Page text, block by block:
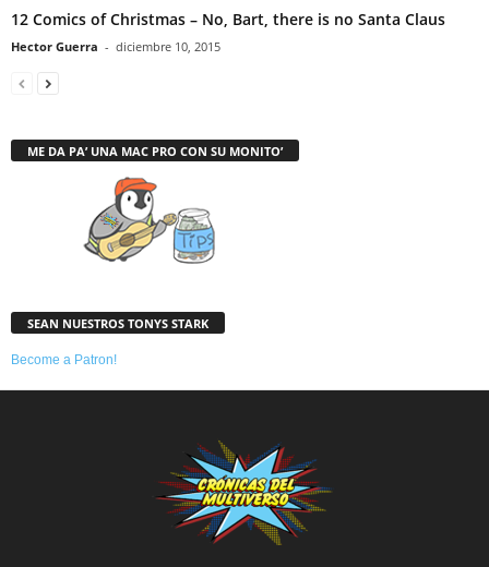
12 Comics of Christmas – No, Bart, there is no Santa Claus
Hector Guerra - diciembre 10, 2015
ME DA PA’ UNA MAC PRO CON SU MONITO’
SEAN NUESTROS TONYS STARK
Become a Patron!